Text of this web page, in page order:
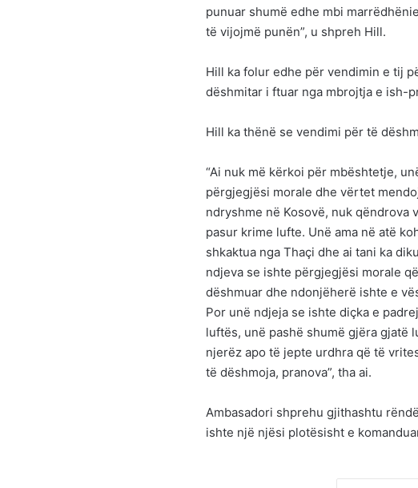
punuar shumë edhe mbi
të vijojmë punën”, u shpreh Hill.
Hill ka folur edhe për vendimin e tij
dëshmitar i ftuar nga mbrojtja e ish-
Hill ka thënë se vendimi për të
“Ai nuk më kërkoi për mbështetje,
përgjegjësi morale dhe vërtet
ndryshme në Kosovë, nuk qëndrova
pasur krime lufte. Unë ama në atë
shkaktua nga Thaçi dhe ai tani ka
ndjeva se ishte përgjegjësi morale
dëshmuar dhe ndonjëherë ishte e
Por unë ndjeja se ishte diçka e
luftës, unë pashë shumë gjëra gjatë
njerëz apo të jepte urdhra që të
të dëshmoja, pranova”, tha ai.
Ambasadori shprehu gjithashtu
ishte një njësi plotësisht e